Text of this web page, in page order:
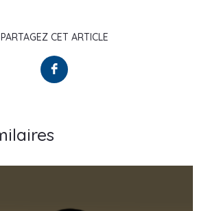
PARTAGEZ CET ARTICLE